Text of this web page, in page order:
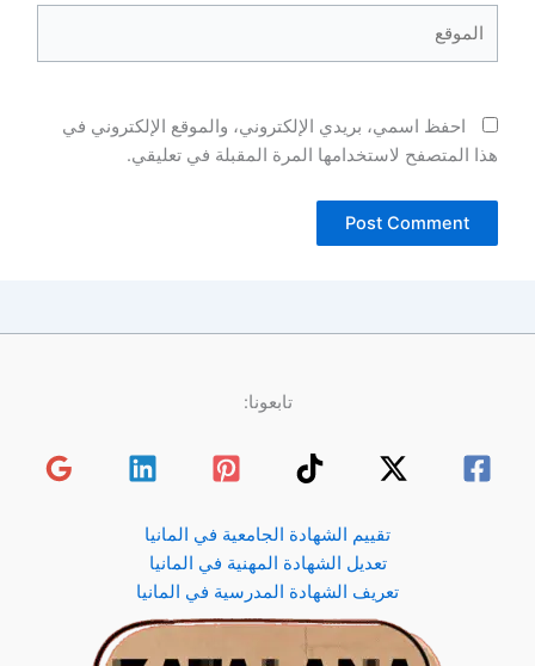
احفظ اسمي، بريدي الإلكتروني، والموقع الإلكتروني في
هذا المتصفح لاستخدامها المرة المقبلة في تعليقي.
تابعونا:
تقييم الشهادة الجامعية في المانيا
تعديل الشهادة المهنية في المانيا
تعريف الشهادة المدرسية في المانيا